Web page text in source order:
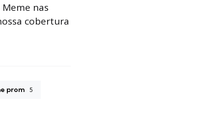
nas
cobertura
prom 5